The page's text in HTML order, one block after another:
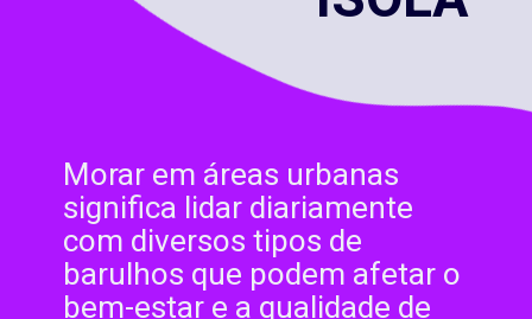
Morar em áreas urbanas
significa lidar diariamente
com diversos tipos de
barulhos que podem afetar o
bem-estar e a qualidade de